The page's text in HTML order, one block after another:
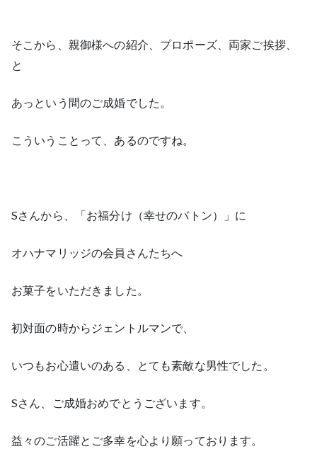
そこから、親御様への紹介、プロポーズ、両家ご挨拶、
と
あっという間のご成婚でした。
こういうことって、あるのですね。
Sさんから、「お福分け（幸せのバトン）」に
オハナマリッジの会員さんたちへ
お菓子をいただきました。
初対面の時からジェントルマンで、
いつもお心遣いのある、とても素敵な男性でした。
Sさん、ご成婚おめでとうございます。
益々のご活躍とご多幸を心より願っております。